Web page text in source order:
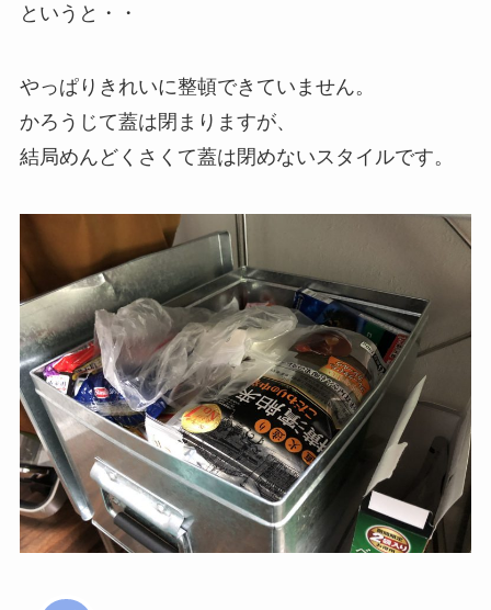
というと・・
やっぱりきれいに整頓できていません。
かろうじて蓋は閉まりますが、
結局めんどくさくて蓋は閉めないスタイルです。